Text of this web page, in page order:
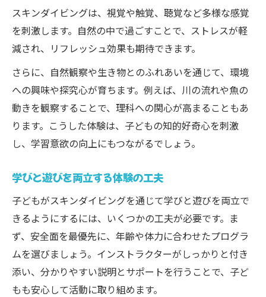
スキンダイビングは、視覚や触覚、聴覚など多様な感覚
を刺激します。自然の中で過ごすことで、ストレスが軽
減され、リフレッシュ効果も期待できます。
さらに、自然観察や生き物とのふれあいを通じて、環境
への興味や探究心が育ちます。例えば、川の流れや魚の
動きを観察することで、理科への関心が高まることもあ
ります。こうした体験は、子どもの知的好奇心を刺激
し、学習意欲の向上にもつながるでしょう。
学びと遊びを両立する体験の工夫
子どもがスキンダイビングを通じて学びと遊びを両立で
きるようにするには、いくつかの工夫が必要です。ま
ず、安全面を最優先に、年齢や体力に合わせたプログラ
ムを選びましょう。インストラクターがしっかりと付き
添い、分かりやすい説明とサポートを行うことで、子ど
もも安心して活動に取り組めます。